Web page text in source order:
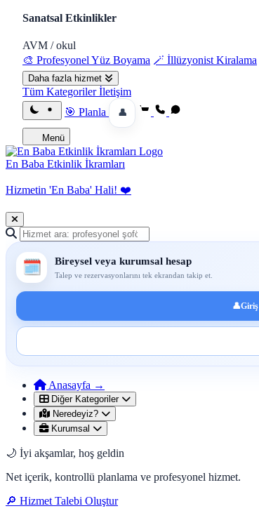
Sanatsal Etkinlikler
AVM / okul
🎨 Profesyonel Yüz Boyama 🪄 İllüzyonist Kiralama
Daha fazla hizmet
Tüm Kategorilerİletişim
Gece moduna geç
🎯 Planla 👤
Menü
En Baba Etkinlik İkramları
Hizmetin 'En Baba' Hali! ❤️
Hizmet ara
🗓️ Bireysel veya kurumsal hesap
Talep ve rezervasyonlarını tek ekrandan takip et.
👤Giriş
Anasayfa →
Diğer Kategoriler
Neredeyiz?
Kurumsal
🌙 İyi akşamlar, hoş geldin
Net içerik, kontrollü planlama ve profesyonel hizmet.
🔎 Hizmet Talebi Oluştur